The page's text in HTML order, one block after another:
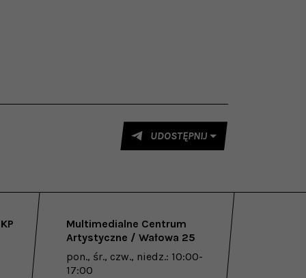
UDOSTĘPNIJ
Multimedialne Centrum
Artystyczne / Wałowa 25
pon., śr., czw., niedz.: 10:00-
17:00